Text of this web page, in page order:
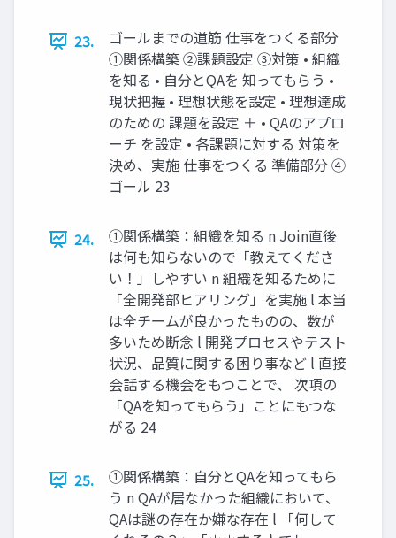
23.
ゴールまでの道筋 仕事をつくる部分
①関係構築 ②課題設定 ③対策 • 組織
を知る • 自分とQAを 知ってもらう •
現状把握 • 理想状態を設定 • 理想達成
のための 課題を設定 ＋ • QAのアプロ
ーチ を設定 • 各課題に対する 対策を
決め、実施 仕事をつくる 準備部分 ④
ゴール 23
24.
①関係構築：組織を知る n Join直後
は何も知らないので「教えてくださ
い！」しやすい n 組織を知るために
「全開発部ヒアリング」を実施 l 本当
は全チームが良かったものの、数が
多いため断念 l 開発プロセスやテスト
状況、品質に関する困り事など l 直接
会話する機会をもつことで、 次項の
「QAを知ってもらう」ことにもつな
がる 24
25.
①関係構築：自分とQAを知ってもら
う n QAが居なかった組織において、
QAは謎の存在か嫌な存在 l 「何して